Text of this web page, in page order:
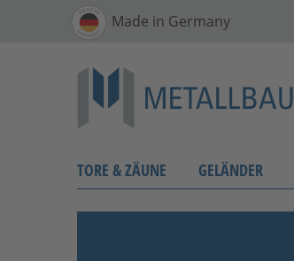
Made in Germany
TORE & ZÄUNE GELÄNDER